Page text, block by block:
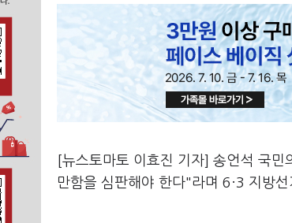
[뉴스토마토 이효진 기자] 송언석 국
만함을 심판해야 한다"라며 6·3 지방